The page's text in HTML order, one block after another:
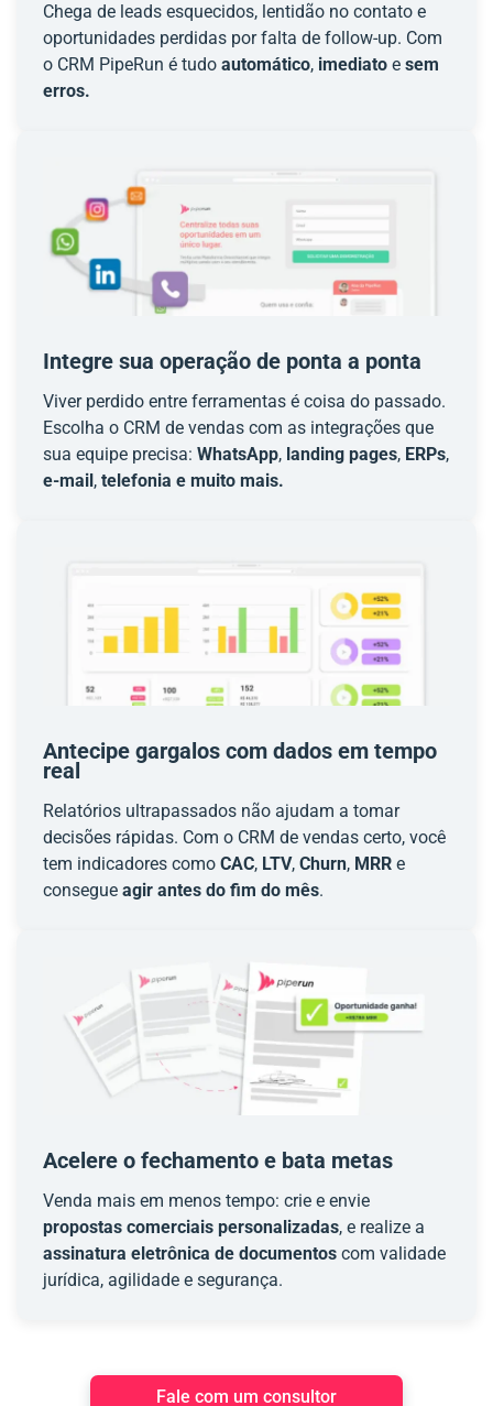
Chega de leads esquecidos, lentidão no contato e
oportunidades perdidas por falta de follow-up. Com
o CRM PipeRun é tudo automático, imediato e sem
erros.
Integre sua operação de ponta a ponta
Viver perdido entre ferramentas é coisa do passado.
Escolha o CRM de vendas com as integrações que
sua equipe precisa: WhatsApp, landing pages, ERPs,
e-mail , telefonia e muito mais.
Antecipe gargalos com dados em tempo
real
Relatórios ultrapassados não ajudam a tomar
decisões rápidas. Com o CRM de vendas certo, você
tem indicadores como CAC, LTV, Churn, MRR e
consegue agir antes do fim do mês.
Acelere o fechamento e bata metas
Venda mais em menos tempo: crie e envie
propostas comerciais personalizadas, e realize a
assinatura eletrônica de documentos com validade
jurídica, agilidade e segurança.
Fale com um consultor